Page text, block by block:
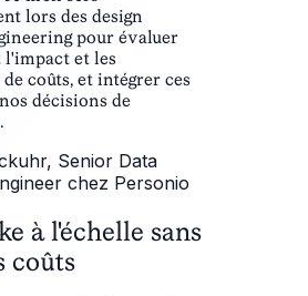
lors des design
pour évaluer
et les
coûts, et intégrer ces
décisions de
, Senior Data
chez Personio
à l'échelle sans
coûts